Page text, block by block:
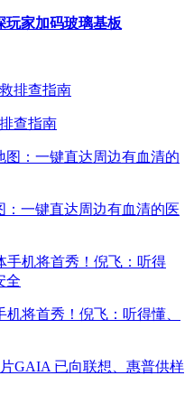
玩家加码玻璃基板
查指南
一键直达周边有血清的医
将首秀！倪飞：听得懂、